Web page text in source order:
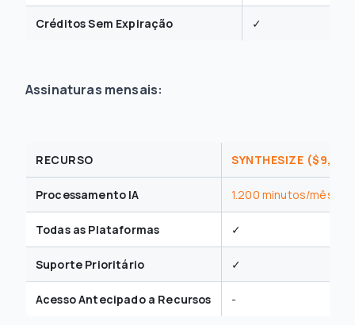
Créditos Sem Expiração ✓
Assinaturas mensais:
RECURSO SYNTHESIZE ($9,99/
Processamento IA 1.200 minutos/mês
Todas as Plataformas ✓
Suporte Prioritário ✓
Acesso Antecipado a Recursos -